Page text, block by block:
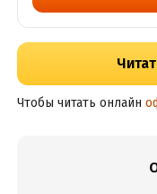
Чтобы читать онлайн